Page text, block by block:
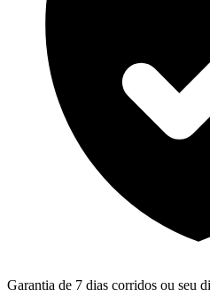
Garantia de 7 dias corridos ou seu